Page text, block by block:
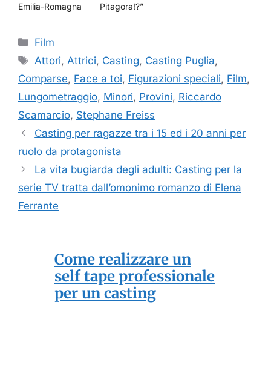
Emilia-Romagna
Pitagora!?”
Categorie
Film
Tag
Attori,Attrici, Casting, Casting Puglia,
Comparse, Face a toi, Figurazioni speciali, Film,
Lungometraggio, Minori, Provini, Riccardo
Scamarcio, Stephane Freiss
Casting per ragazze tra i 15 ed i 20 anni per
ruolo da protagonista
La vita bugiarda degli adulti: Casting per la
serie TV tratta dall’omonimo romanzo di Elena
Ferrante
Come realizzare un
self tape professionale
per un casting